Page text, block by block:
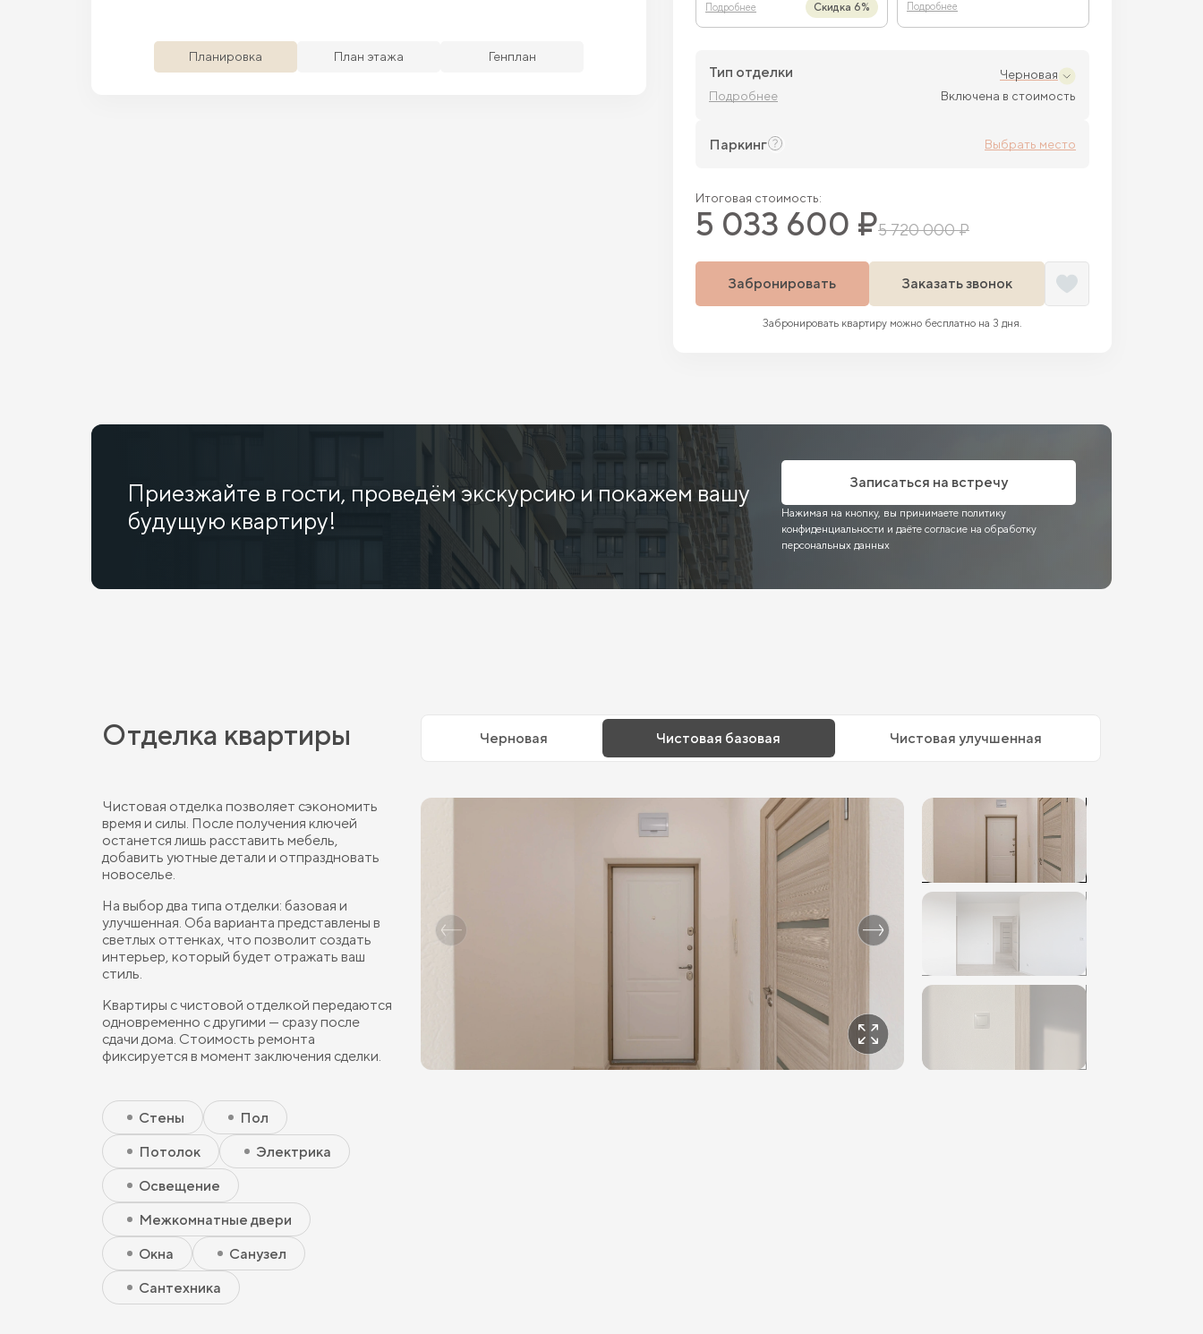
Планировка План этажа Генплан
Подробнее Скидка 6% Подробнее
Тип отделки
Черновая
Подробнее
Включена в стоимость
Паркинг Выбрать место
Итоговая стоимость:
5 033 600 ₽5 720 000 ₽
Забронировать Заказать звонок
Забронировать квартиру можно бесплатно на 3 дня.
Приезжайте в гости, проведём экскурсию и покажем вашу
будущую квартиру!
Записаться на встречу
Нажимая на кнопку, вы принимаете политику
конфиденциальности и даёте согласие на обработку
персональных данных
Отделка квартиры Черновая Чистовая базовая Чистовая улучшенная
Чистовая отделка позволяет сэкономить
время и силы. После получения ключей
останется лишь расставить мебель,
добавить уютные детали и отпраздновать
новоселье.
На выбор два типа отделки: базовая и
улучшенная. Оба варианта представлены в
светлых оттенках, что позволит создать
интерьер, который будет отражать ваш
стиль.
Квартиры с чистовой отделкой передаются
одновременно с другими — сразу после
сдачи дома. Стоимость ремонта
фиксируется в момент заключения сделки.
Скрытый элемент 2 - Чистовая базовая
Скрытый элемент 1 - Чистовая базовая
Стены
Пол
Потолок
Электрика
Освещение
Межкомнатные двери
Окна
Санузел
Сантехника